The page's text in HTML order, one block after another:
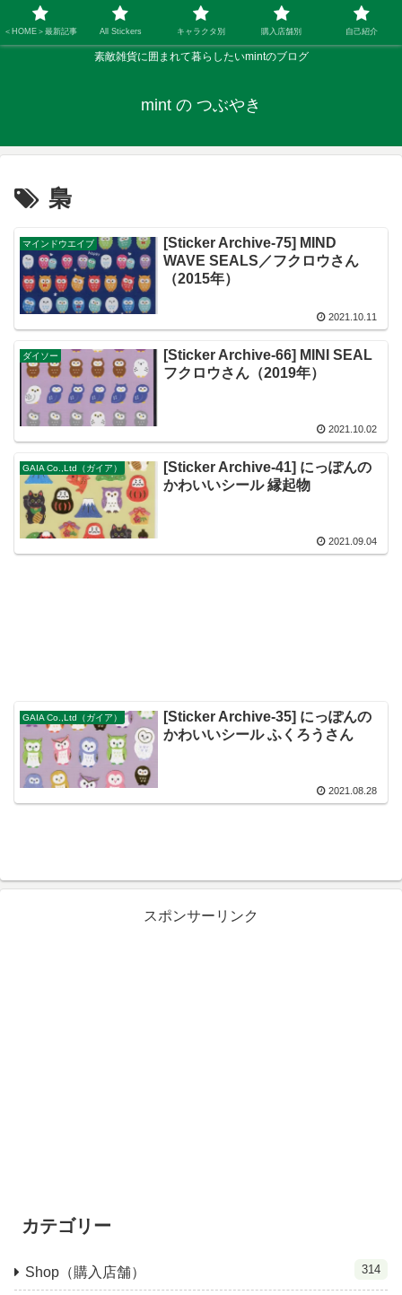
素敵雑貨に囲まれて暮らしたいmintのブログ
mint の つぶやき
梟
マインドウエイブ
[Sticker Archive-75] MIND
WAVE SEALS／フクロウさん
（2015年）
2021.10.11
ダイソー
[Sticker Archive-66] MINI SEAL
フクロウさん（2019年）
2021.10.02
GAIA Co.,Ltd（ガイア）
[Sticker Archive-41] にっぽんの
かわいいシール 縁起物
2021.09.04
GAIA Co.,Ltd（ガイア）
[Sticker Archive-35] にっぽんの
かわいいシール ふくろうさん
2021.08.28
スポンサーリンク
カテゴリー
Shop（購入店舗） 314
＜HOME＞最新記事 All Stickers キャラクタ別 購入店舗別 自己紹介